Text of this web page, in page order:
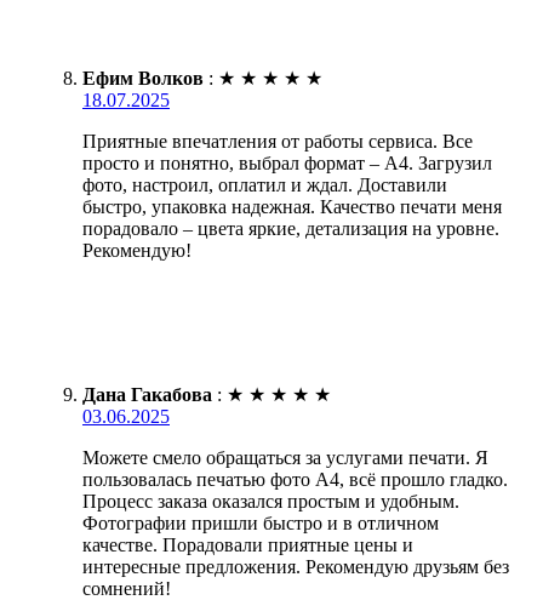
Ефим Волков : ★ ★ ★ ★ ★
18.07.2025
Приятные впечатления от работы сервиса. Все
просто и понятно, выбрал формат – А4. Загрузил
фото, настроил, оплатил и ждал. Доставили
быстро, упаковка надежная. Качество печати меня
порадовало – цвета яркие, детализация на уровне.
Рекомендую!
Дана Гакабова : ★ ★ ★ ★ ★
03.06.2025
Можете смело обращаться за услугами печати. Я
пользовалась печатью фото А4, всё прошло гладко.
Процесс заказа оказался простым и удобным.
Фотографии пришли быстро и в отличном
качестве. Порадовали приятные цены и
интересные предложения. Рекомендую друзьям без
сомнений!